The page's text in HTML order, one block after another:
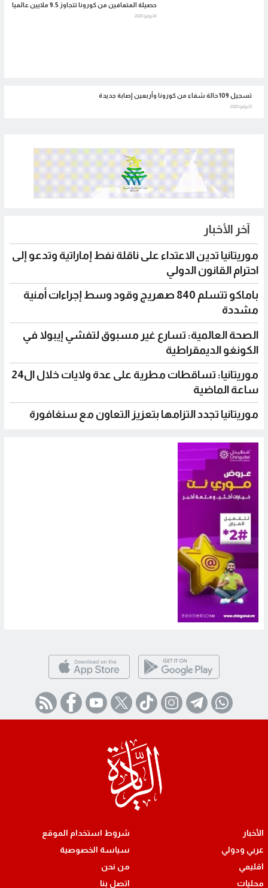
حصيلة المتعافين من كورونا تتجاوز 9.5 ملايين عالميا
24 يوليو 2020
تسجيل 109حالة شفاء من كورونا وأربعين إصابة جديدة
23 يوليو 2020
آخر الأخبار
موريتانيا تدين الاعتداء على ناقلة نفط إماراتية وتدعو إلى
احترام القانون الدولي
باماكو تتسلم 840 صهريج وقود وسط إجراءات أمنية
مشددة
الصحة العالمية: تسارع غير مسبوق لتفشي إيبولا في
الكونغو الديمقراطية
موريتانيا: تساقطات مطرية على عدة ولايات خلال ال24
ساعة الماضية
موريتانيا تجدد التزامها بتعزيز التعاون مع سنغافورة
الأخبار
عربي ودولي
اقليمي
محليات
شروط استخدام الموقع
سياسة الخصوصية
من نحن
اتصل بنا